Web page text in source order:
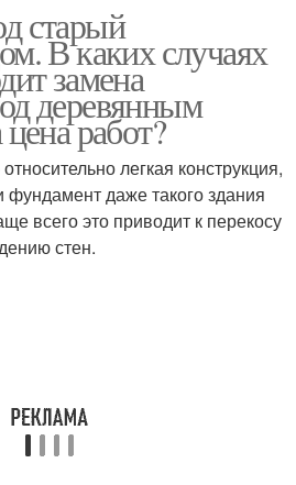
Фундамент на сваи
Фундамент в
деревянном доме
старый
В каких случаях
замена
деревянным
работ?
легкая конструкция,
даже такого здания
всего это приводит к перекосу
стен.